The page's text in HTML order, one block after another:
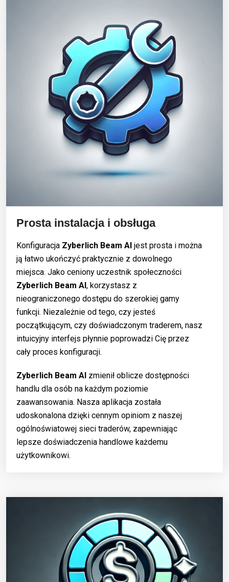
Prosta instalacja i obsługa
Konfiguracja Zyberlich Beam AI jest prosta i można
ją łatwo ukończyć praktycznie z dowolnego
miejsca. Jako ceniony uczestnik społeczności
Zyberlich Beam AI, korzystasz z
nieograniczonego dostępu do szerokiej gamy
funkcji. Niezależnie od tego, czy jesteś
początkującym, czy doświadczonym traderem, nasz
intuicyjny interfejs płynnie poprowadzi Cię przez
cały proces konfiguracji.
Zyberlich Beam AI zmienił oblicze dostępności
handlu dla osób na każdym poziomie
zaawansowania. Nasza aplikacja została
udoskonalona dzięki cennym opiniom z naszej
ogólnoświatowej sieci traderów, zapewniając
lepsze doświadczenia handlowe każdemu
użytkownikowi.